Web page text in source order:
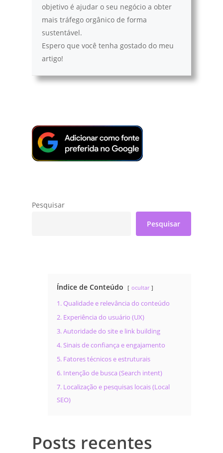
objetivo é ajudar o seu negócio a obter
mais tráfego orgânico de forma
sustentável.
Espero que você tenha gostado do meu
artigo!
Pesquisar
Pesquisar
Índice de Conteúdo ocultar
1. Qualidade e relevância do conteúdo
2. Experiência do usuário (UX)
3. Autoridade do site e link building
4. Sinais de confiança e engajamento
5. Fatores técnicos e estruturais
6. Intenção de busca (Search intent)
7. Localização e pesquisas locais (Local
SEO)
Posts recentes